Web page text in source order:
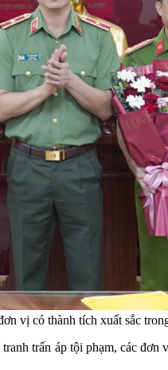
vị có thành tích xuất sắc
trấn áp tội phạm, các